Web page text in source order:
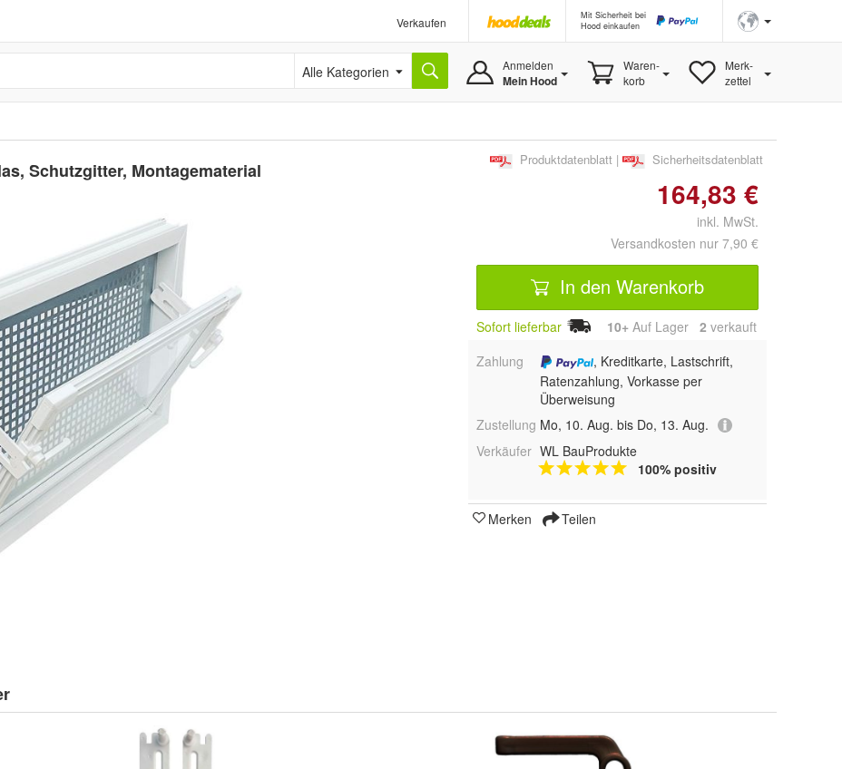
Verkaufen
Mit Sicherheit bei
Hood einkaufen
Alle Kategorien Anmelden
Mein Hood
Waren-
korb
Merk-
zettel
Schutzgitter, Montagematerial Produktdatenblatt | Sicherheitsdatenblatt
164,83 €
inkl. MwSt.
Versandkosten nur 7,90 €
In den Warenkorb
Sofort lieferbar 10+ Auf Lager 2 verkauft
Zahlung
, Kreditkarte, Lastschrift,
Ratenzahlung, Vorkasse per
Überweisung
Zustellung Mo, 10. Aug. bis Do, 13. Aug.
Verkäufer WL BauProdukte
100% positiv
Merken Teilen